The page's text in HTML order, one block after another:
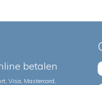
betalen
Visa, Mastercard,